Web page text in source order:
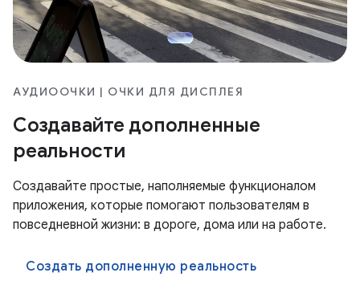
АУДИООЧКИ | ОЧКИ ДЛЯ ДИСПЛЕЯ
Создавайте дополненные
реальности
Создавайте простые, наполняемые функционалом
приложения, которые помогают пользователям в
повседневной жизни: в дороге, дома или на работе.
Создать дополненную реальность